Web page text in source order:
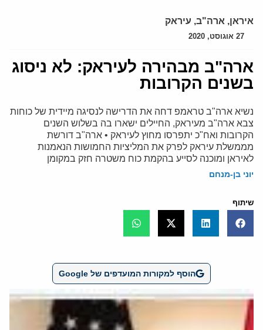
איראן, ארה"ב, עיראק
27 אוגוסט, 2020
ארה"ב מבהירה לעיראק: לא ניסוג
בשנים הקרובות
נשיא ארה"ב טראמפ דחה את הדרישה לנסיגה מיידית של כוחות
צבא ארה"ב מעיראק, החיילים ישארו בה בשלוש השנים
הקרובות ואח"כ יתפרסו מחוץ לעיראק • ארה"ב דורשת
מממשלת עיראק לפרק את המליציות החמושות הנאמנות
לאיראן ומוכנה לסייע בהקמת כוח משטרה חזק במקומן
יוני בן-מנחם
שיתוף
הוסף למקורות המועדפים של Google